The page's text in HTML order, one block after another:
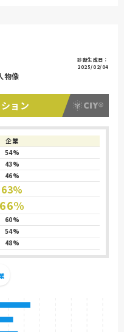
物像
診断生成日：
2025/02/04
ョン
企業
54%
43%
46%
63%
66%
60%
54%
48%